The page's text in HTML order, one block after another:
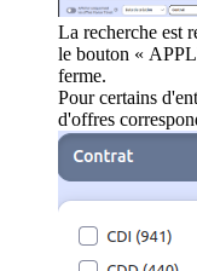
La recherche est
le bouton «
ferme.
Pour certains
d'offres